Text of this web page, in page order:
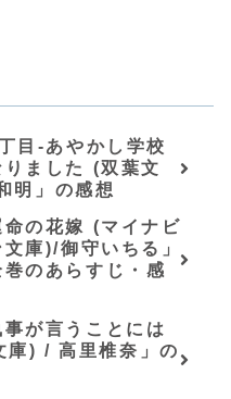
目-あやかし学校
りました (双葉文
明」の感想
命の花嫁 (マイナビ
庫)/御守いちる」
巻のあらすじ・感
事が言うことには
庫) / 高里椎奈」の